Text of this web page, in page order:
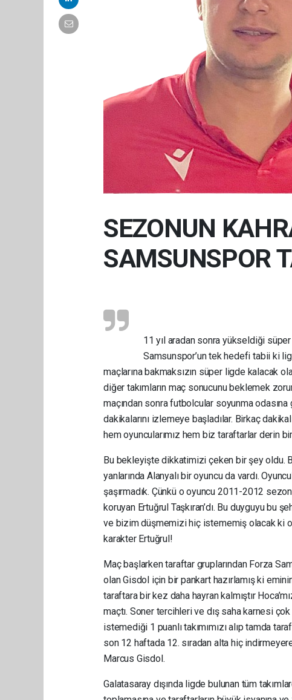
SEZONUN
SAMSUNSPOR
11 yıl aradan sonra yükseldiği
Samsunspor’un tek hedefi tabii ki
maçlarına bakmaksızın süper ligde kalacak
diğer takımların maç sonucunu beklemek
maçından sonra futbolcular soyunma
dakikalarını izlemeye başladılar. Birkaç
hem oyuncularımız hem biz taraftarlar derin
Bu bekleyişte dikkatimizi çeken bir şey oldu.
yanlarında Alanyalı bir oyuncu da vardı.
şaşırmadık. Çünkü o oyuncu 2011-2012
koruyan Ertuğrul Taşkıran’dı. Bu duyguyu bu
ve bizim düşmemizi hiç istememiş olacak ki
karakter Ertuğrul!
Maç başlarken taraftar gruplarından Forza
olan Gisdol için bir pankart hazırlamış ki
taraftara bir kez daha hayran kalmıştır
maçtı. Soner tercihleri ve dış saha karnesi
istemediği 1 puanlı takımımızı alıp tamda
son 12 haftada 12. sıradan alta hiç
Marcus Gisdol.
Galatasaray dışında ligde bulunan tüm